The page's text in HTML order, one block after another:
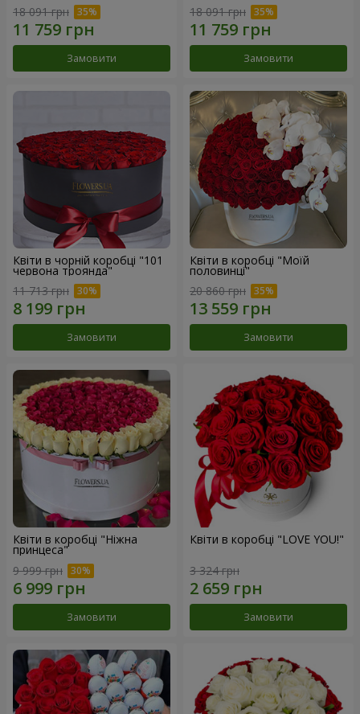
18 091 грн
Замовити
18 091 грн
Замовити
Квіти в чорній коробці "101
червона троянда"
11 713 грн
Замовити
Квіти в коробці "Моїй
половинці"
20 860 грн
Замовити
Квіти в коробці "Ніжна
принцеса"
9 999 грн
Замовити
Квіти в коробці "LOVE YOU!"
3 324 грн
Замовити